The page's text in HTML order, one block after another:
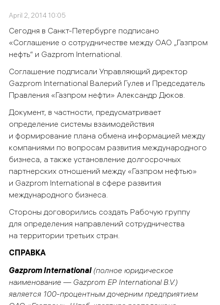
April 2, 2014 10:05
Сегодня в Санкт-Петербурге подписано
«Соглашение о сотрудничестве между ОАО „Газпром
нефть“ и Gazprom International.
Соглашение подписали Управляющий директор
Gazprom International Валерий Гулев и Председатель
Правления «Газпром нефти» Александр Дюков.
Документ, в частности, предусматривает
определение системы взаимодействия
и формирование плана обмена информацией между
компаниями по вопросам развития международного
бизнеса, а также установление долгосрочных
партнерских отношений между «Газпром нефтью»
и Gazprom International в сфере развития
международного бизнеса.
Стороны договорились создать Рабочую группу
для определения направлений сотрудничества
на территории третьих стран.
СПРАВКА
Gazprom International(полное юридическое
наименование — Gazprom EP International B.V.)
является 100-процентным дочерним предприятием